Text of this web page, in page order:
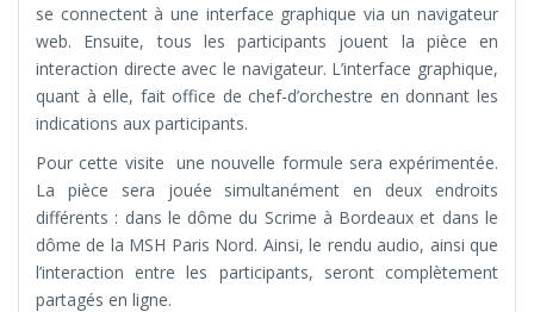
se connectent à une interface graphique via un navigateur
web. Ensuite, tous les participants jouent la pièce en
interaction directe avec le navigateur. L’interface graphique,
quant à elle, fait office de chef-d’orchestre en donnant les
indications aux participants.
Pour cette visite une nouvelle formule sera expérimentée.
La pièce sera jouée simultanément en deux endroits
différents : dans le dôme du Scrime à Bordeaux et dans le
dôme de la MSH Paris Nord. Ainsi, le rendu audio, ainsi que
l’interaction entre les participants, seront complètement
partagés en ligne.